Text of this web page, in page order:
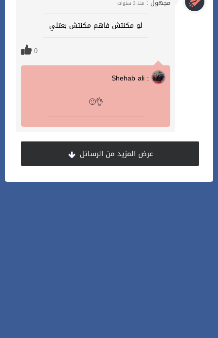
مجهول : منذ 3 سنوات
لو مكنتش فاهم مكنتش بعتلي
0
Shehab ali :
🙂👌
عرض المزيد من الرسائل